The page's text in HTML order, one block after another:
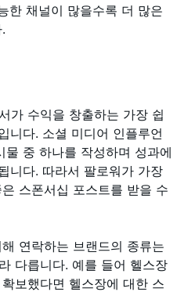
한 채널이 많을수록 더 많은
가 수익을 창출하는 가장 쉽
니다. 소셜 미디어 인플루언
중 하나를 작성하며 성과에
니다. 따라서 팔로워가 가장
스폰서십 포스트를 받을 수
연락하는 브랜드의 종류는
다릅니다. 예를 들어 헬스장
보했다면 헬스장에 대한 스